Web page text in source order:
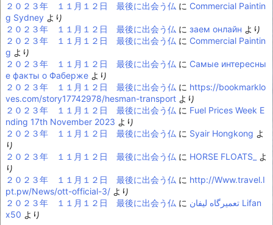
２０２３年 １１月１２日 最後に出会う仏 に Commercial Paintin
g Sydney より
２０２３年 １１月１２日 最後に出会う仏 に заем онлайн より
２０２３年 １１月１２日 最後に出会う仏 に Commercial Paintin
g より
２０２３年 １１月１２日 最後に出会う仏 に Самые интересны
е факты о Фаберже より
２０２３年 １１月１２日 最後に出会う仏 に https://bookmarklo
ves.com/story17742978/hesman-transport より
２０２３年 １１月１２日 最後に出会う仏 に Fuel Prices Week E
nding 17th November 2023 より
２０２３年 １１月１２日 最後に出会う仏 に Syair Hongkong よ
り
２０２３年 １１月１２日 最後に出会う仏 に HORSE FLOATS_
よ
り
２０２３年 １１月１２日 最後に出会う仏 に http://Www.travel.I
pt.pw/News/ott-official-3/ より
２０２３年 １１月１２日 最後に出会う仏 に تعمیرگاه لیفان Lifan
x50 より